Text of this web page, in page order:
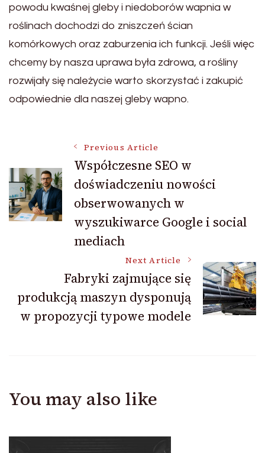
powodu kwaśnej gleby i niedoborów wapnia w
roślinach dochodzi do zniszczeń ścian
komórkowych oraz zaburzenia ich funkcji. Jeśli więc
chcemy by nasza uprawa była zdrowa, a rośliny
rozwijały się należycie warto skorzystać i zakupić
odpowiednie dla naszej gleby wapno.
Navigation
Previous Article
Współczesne SEO w
doświadczeniu nowości
obserwowanych w
wyszukiwarce Google i social
mediach
Next Article
Fabryki zajmujące się
produkcją maszyn dysponują
w propozycji typowe modele
You may also like